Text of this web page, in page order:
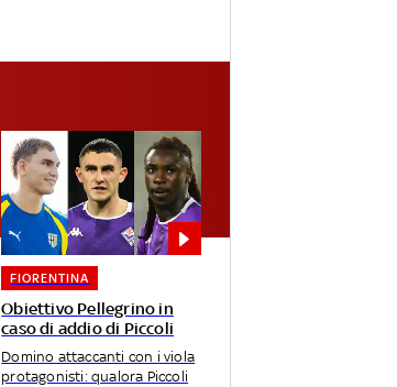
Obiettivo Pellegrino in
caso di addio di Piccoli
FIORENTINA
Domino attaccanti con i viola
protagonisti: qualora Piccoli